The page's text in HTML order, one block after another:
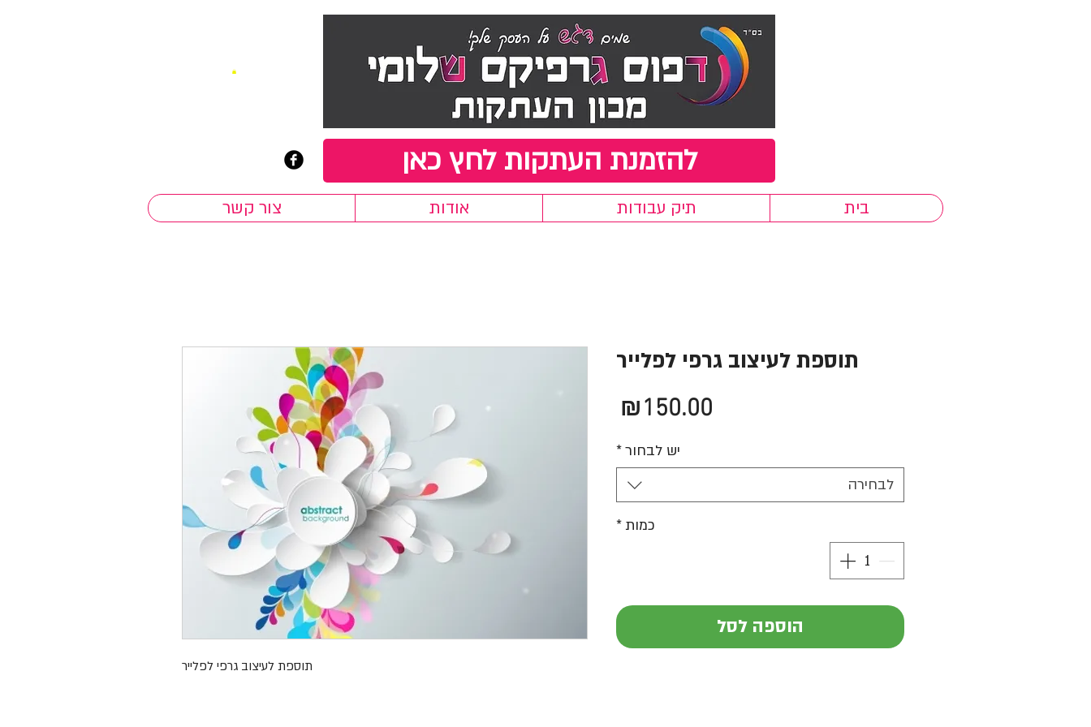
להזמנת העתקות לחץ כאן
צור קשר אודות תיק עבודות בית
תוספת לעיצוב גרפי לפלייר
תוספת לעיצוב גרפי לפלייר
₪150.00
יש לבחור*
לבחירה
כמות *
הוספה לסל